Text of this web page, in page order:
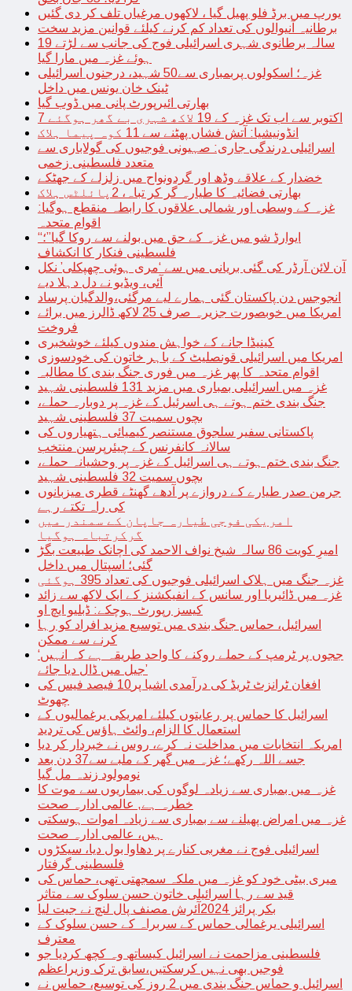
یورپ میں برڈ فلو پھیل گیا ، لاکھوں مرغیاں تلف کر دی گئیں
برطانیہ آنیوالوں کی تعداد کم کرنے کیلئے قوانین مزید سخت
19 سالہ برطانوی شہری اسرائیلی فوج کی جانب سے لڑتے
ہوئے غزہ میں مارا گیا
غزہ؛ اسکولوں پربمباری سے50 شہید، درجنوں اسرائیلی
ٹینک خان یونس میں داخل
بھارتی ائیرپورٹ پانی میں ڈوب گیا
7 اکتوبر سے اب تک غزہ کے 19 لاکھ شہری بے گھر ہوگئے
انڈونیشیا: آتش فشاں پھٹنے سے 11 کوہ پیما ہلاک
اسرائیلی درندگی جاری: صہیونی فوجیوں کی گولاباری سے
متعدد فلسطینی زخمی
خضدار کے علاقے وڈھ اور گردونواح میں زلزلے کے جھٹکے
بھارتی فضائیہ کا طیارہ گر کر تباہ، 2پائلٹس ہلاک
غزہ کے وسطی اور شمالی علاقوں کا رابطہ منقطع ہوگیا:
اقوام متحدہ
“ایوارڈ شو میں غزہ کے حق میں بولنے سے روکا گیا”؛
فلسطینی فنکار کا انکشاف
آن لائن آرڈر کی گئی بریانی میں سے ‘مری ہوئی چھپکلی’ نکل
آئی، ویڈیو نے دل دہلا دیے
انجوجس دن پاکستان گئی ہمارے لیے مرگئی،والدگیان پرساد
امریکا میں خوبصورت جزیرہ صرف 25 لاکھ ڈالرز میں برائے
فروخت
کینیڈا جانے کے خواہش مندوں کیلئے خوشخبری
امریکا میں اسرائیلی قونصلیٹ کے باہر خاتون کی خودسوزی
اقوام متحدہ کا پھر غزہ میں فوری جنگ بندی کا مطالبہ
غزہ میں اسرائیلی بمباری میں مزید 131 فلسطینی شہید
جنگ بندی ختم ہوتے ہی اسرئیل کے غزہ پر دوبارہ حملے،
بچوں سمیت 37 فلسطینی شہید
پاکستانی سفیر سلجوق مستنصر کیمیائی ہتھیاروں کی
سالانہ کانفرنس کے چیئرپرسن منتخب
جنگ بندی ختم ہوتے ہی اسرائیل کے غزہ پر وحشیانہ حملے،
بچوں سمیت 32 فلسطینی شہید
جرمن صدر طیارے کے دروازے پر آدھے گھنٹے قطری میزبانوں
کی راہ تکتے رہے
امریکی فوجی طیارہ جاپان کے سمندر میں
گرکرتباہ ہوگیا
امیرِ کویت 86 سالہ شیخ نواف الاحمد کی اچانک طبیعت بگڑ
گئی؛ اسپتال میں داخل
غزہ جنگ میں ہلاک اسرائیلی فوجیوں کی تعداد 395 ہوگئی
غزہ میں ڈائیریا اور سانس کے انفیکشنز کے ایک لاکھ سے زائد
کیسز رپورٹ ہوچکے: ڈبلیو ایچ او
اسرائیل، حماس جنگ بندی میں توسیع مزید افراد کو رہا
کرنے سے ممکن
‘ججوں پر ٹرمپ کے حملے روکنے کا واحد طریقہ ہے کہ انہیں
جیل میں ڈال دیا جائے’
افغان ٹرانزٹ ٹریڈ کی درآمدی اشیا پر10 فیصد فیس کی
چھوٹ
اسرائیل کا حماس پر رعایتوں کیلئے امریکی یرغمالیوں کے
استعمال کا الزام، وائٹ ہاؤس کی تردید
امریکہ انتخابات میں مداخلت نہ کرے، روس نے خبردار کر دیا
جسے اللہ رکھے؛ غزہ میں گھر کے ملبے سے37 دن بعد
نومولود زندہ مل گیا
غزہ میں بمباری سے زیادہ لوگوں کی بیماریوں سے موت کا
خطرہ ہے, عالمی ادارہ صحت
غزہ میں امراض پھیلنے سے بمباری سے زیادہ اموات ہوسکتی
ہیں، عالمی ادارہ صحت
اسرائیلی فوج نے مغربی کنارے پر دھاوا بول دیا، سیکڑوں
فلسطینی گرفتار
میری بیٹی خود کو غزہ میں ملکہ سمجھتی تھی، حماس کی
قید سے رہا اسرائیلی خاتون حسن سلوک سے متاثر
بکر پرائز 2024آئرش مصنف پال لنچ نے جیت لیا
اسرائیلی یرغمالی حماس کے سربراہ کے حسن سلوک کے
معترف
فلسطینی مزاحمت نے اسرائیل کیساتھ وہ کچھ کردیا جو
فوجیں بھی نہیں کرسکتیں،سابق ترک وزیراعظم
اسرائیل و حماس جنگ بندی میں 2 روز کی توسیع، حماس نے